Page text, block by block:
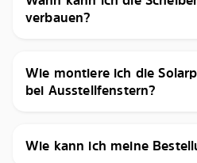
verbauen?
Wie montiere ich die
bei Ausstellfenstern?
Wie kann ich meine